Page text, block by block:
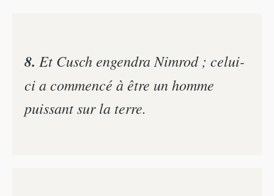
8. Et Cusch engendra Nimrod ; celui-
ci a commencé à être un homme
puissant sur la terre.